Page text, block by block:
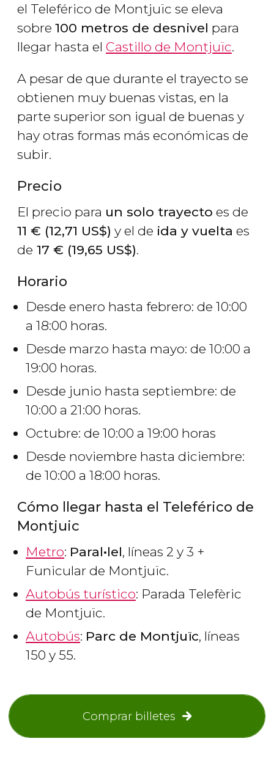
el Teleférico de Montjuïc se eleva
sobre 100 metros de desnivel para
llegar hasta el Castillo de Montjuïc.
A pesar de que durante el trayecto se
obtienen muy buenas vistas, en la
parte superior son igual de buenas y
hay otras formas más económicas de
subir.
Precio
El precio para un solo trayecto es de
11 € (12,71 US$) y el de ida y vuelta es
de 17 € (19,65 US$).
Horario
Desde enero hasta febrero: de 10:00
a 18:00 horas.
Desde marzo hasta mayo: de 10:00 a
19:00 horas.
Desde junio hasta septiembre: de
10:00 a 21:00 horas.
Octubre: de 10:00 a 19:00 horas
Desde noviembre hasta diciembre:
de 10:00 a 18:00 horas.
Cómo llegar hasta el Teleférico de
Montjuic
Metro: Paral•lel, líneas 2 y 3 +
Funicular de Montjuïc.
Autobús turístico: Parada Telefèric
de Montjuïc.
Autobús: Parc de Montjuïc, líneas
150 y 55.
Comprar billetes